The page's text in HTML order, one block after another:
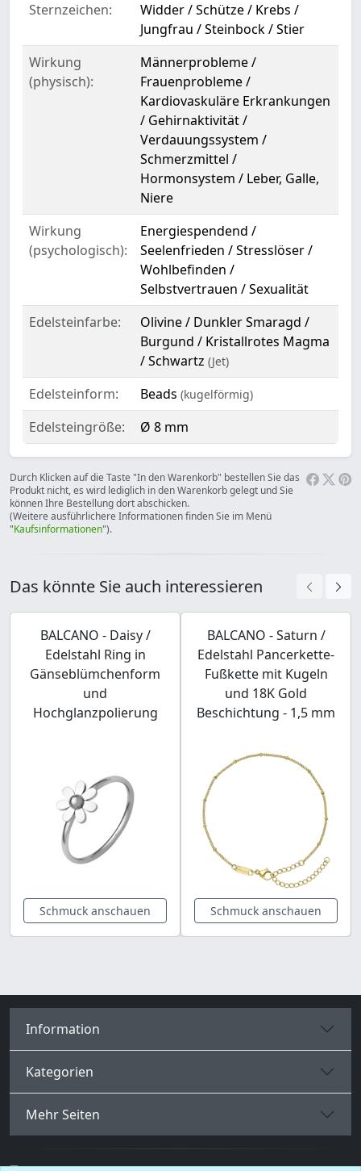
Sternzeichen:
Widder / Schütze / Krebs /
Jungfrau / Steinbock / Stier
Wirkung
(physisch):
Männerprobleme /
Frauenprobleme /
Kardiovaskuläre Erkrankungen
/ Gehirnaktivität /
Verdauungssystem /
Schmerzmittel /
Hormonsystem / Leber, Galle,
Niere
Wirkung
(psychologisch):
Energiespendend /
Seelenfrieden / Stresslöser /
Wohlbefinden /
Selbstvertrauen / Sexualität
Edelsteinfarbe:
Olivine / Dunkler Smaragd /
Burgund / Kristallrotes Magma
/ Schwartz (Jet)
Edelsteinform: Beads (kugelförmig)
Edelsteingröße: Ø 8 mm
Durch Klicken auf die Taste "In den Warenkorb" bestellen Sie das
Produkt nicht, es wird lediglich in den Warenkorb gelegt und Sie
können Ihre Bestellung dort abschicken.
(Weitere ausführlichere Informationen finden Sie im Menü
"Kaufsinformationen").
Das könnte Sie auch interessieren
BALCANO - Daisy /
Edelstahl Ring in
Gänseblümchenform
und
Hochglanzpolierung
Schmuck anschauen
BALCANO - Saturn /
Edelstahl Pancerkette-
Fußkette mit Kugeln
und 18K Gold
Beschichtung - 1,5 mm
Schmuck anschauen
Information
Kategorien
Mehr Seiten